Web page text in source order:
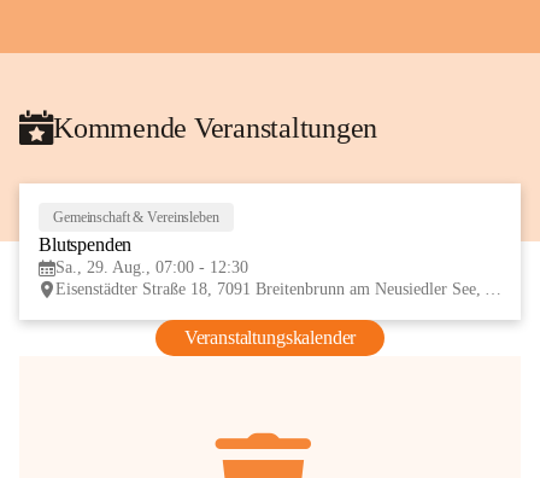
Kommende Veranstaltungen
Gemeinschaft & Vereinsleben
Blutspenden
Sa., 29. Aug., 07:00 - 12:30
Eisenstädter Straße 18, 7091 Breitenbrunn am Neusiedler See, AUT
Veranstaltungskalender